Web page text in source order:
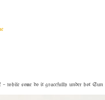
while some do it gracefully under hot Sun